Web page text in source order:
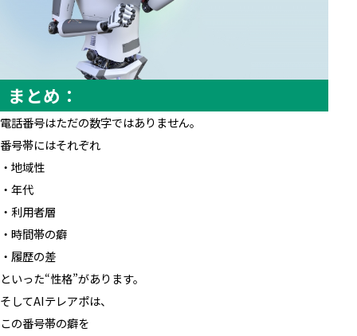
まとめ：
電話番号はただの数字ではありません。
番号帯にはそれぞれ
・地域性
・年代
・利用者層
・時間帯の癖
・履歴の差
といった“性格”があります。
そしてAIテレアポは、
この番号帯の癖を